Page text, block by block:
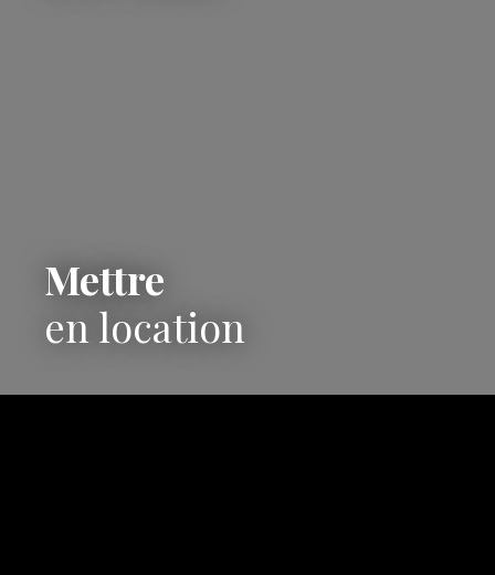
Mettre
en location